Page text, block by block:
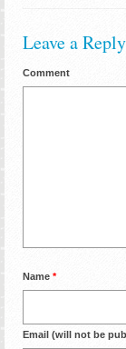
Leave a Reply
Comment
Name *
Email (will not be